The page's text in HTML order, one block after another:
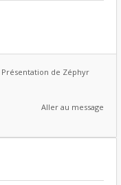
Présentation de Zéphyr
Aller au message